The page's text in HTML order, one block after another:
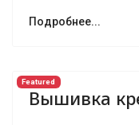
Подробнее...
Featured
Вышивка